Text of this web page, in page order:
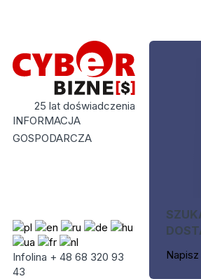
25 lat doświadczenia
INFORMACJA
GOSPODARCZA
Infolina + 48 68 320 93
43